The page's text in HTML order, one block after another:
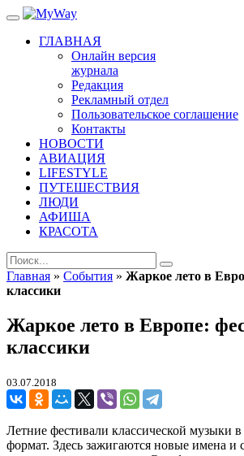
ГЛАВНАЯ
Онлайн версия
журнала
Редакция
Рекламный отдел
Пользовательское соглашение
Контакты
НОВОСТИ
АВИАЦИЯ
LIFESTYLE
ПУТЕШЕСТВИЯ
ЛЮДИ
АФИША
КРАСОТА
Главная » События » Жаркое лето в
классики
Жаркое лето в Европе:
классики
03.07.2018
Летние фестивали классической музыки
формат. Здесь зажигаются новые имена и